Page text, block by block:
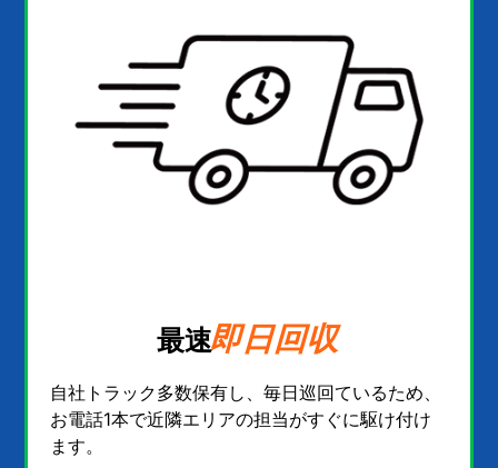
最速即日回収
自社トラック多数保有し、毎日巡回ているため、
お電話1本で近隣エリアの担当がすぐに駆け付け
ます。